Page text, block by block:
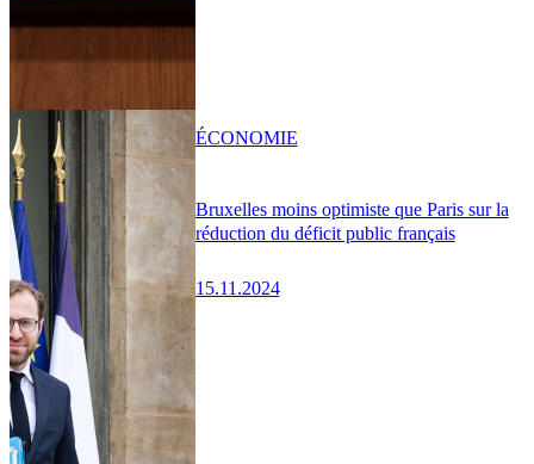
Bruxelles moins optimiste que Paris sur la
réduction du déficit public français
15.11.2024
ÉCONOMIE